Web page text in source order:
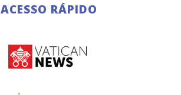
ACESSO RÁPIDO